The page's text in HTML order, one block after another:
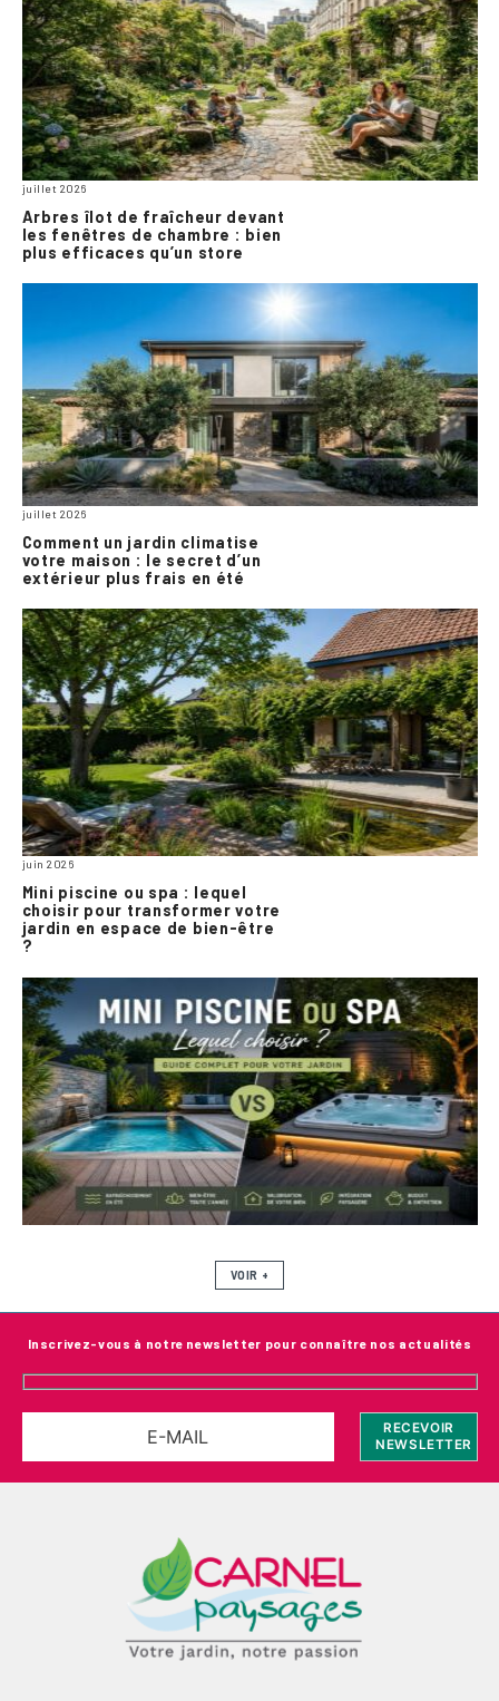
juillet 2026
Arbres îlot de fraîcheur devant
les fenêtres de chambre : bien
plus efficaces qu’un store
juillet 2026
Comment un jardin climatise
votre maison : le secret d’un
extérieur plus frais en été
juin 2026
Mini piscine ou spa : lequel
choisir pour transformer votre
jardin en espace de bien-être
?
VOIR +
Inscrivez-vous à notre newsletter pour connaître nos actualités